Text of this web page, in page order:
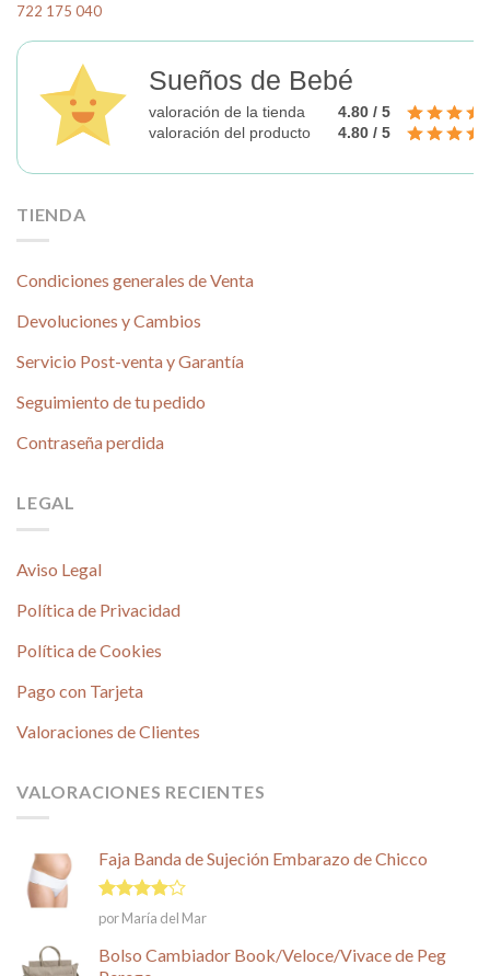
722 175 040
Sueños de Bebé
valoración de la tienda
4.80 / 5
valoración del producto
4.80 / 5
TIENDA
Condiciones generales de Venta
Devoluciones y Cambios
Servicio Post-venta y Garantía
Seguimiento de tu pedido
Contraseña perdida
LEGAL
Aviso Legal
Política de Privacidad
Política de Cookies
Pago con Tarjeta
Valoraciones de Clientes
VALORACIONES RECIENTES
Faja Banda de Sujeción Embarazo de Chicco
Valorado
en
5
por María del Mar
Bolso Cambiador Book/Veloce/Vivace de Peg